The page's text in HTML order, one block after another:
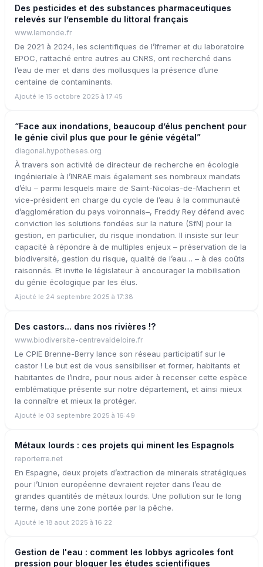
Des pesticides et des substances pharmaceutiques
relevés sur l’ensemble du littoral français
www.lemonde.fr
De 2021 à 2024, les scientifiques de l’Ifremer et du laboratoire
EPOC, rattaché entre autres au CNRS, ont recherché dans
l’eau de mer et dans des mollusques la présence d’une
centaine de contaminants.
Ajouté le 15 octobre 2025 à 17:45
“Face aux inondations, beaucoup d’élus penchent pour
le génie civil plus que pour le génie végétal”
diagonal.hypotheses.org
À travers son activité de directeur de recherche en écologie
ingénieriale à l’INRAE mais également ses nombreux mandats
d’élu – parmi lesquels maire de Saint-Nicolas-de-Macherin et
vice-président en charge du cycle de l’eau à la communauté
d’agglomération du pays voironnais–, Freddy Rey défend avec
conviction les solutions fondées sur la nature (SfN) pour la
gestion, en particulier, du risque inondation. Il insiste sur leur
capacité à répondre à de multiples enjeux – préservation de la
biodiversité, gestion du risque, qualité de l’eau… – à des coûts
raisonnés. Et invite le législateur à encourager la mobilisation
du génie écologique par les élus.
Ajouté le 24 septembre 2025 à 17:38
Des castors... dans nos rivières !?
www.biodiversite-centrevaldeloire.fr
Le CPIE Brenne-Berry lance son réseau participatif sur le
castor ! Le but est de vous sensibiliser et former, habitants et
habitantes de l’Indre, pour nous aider à recenser cette espèce
emblématique présente sur notre département, et ainsi mieux
la connaître et mieux la protéger.
Ajouté le 03 septembre 2025 à 16:49
Métaux lourds : ces projets qui minent les Espagnols
reporterre.net
En Espagne, deux projets d’extraction de minerais stratégiques
pour l’Union européenne devraient rejeter dans l’eau de
grandes quantités de métaux lourds. Une pollution sur le long
terme, dans une zone portée par la pêche.
Ajouté le 18 aout 2025 à 16:22
Gestion de l'eau : comment les lobbys agricoles font
pression pour bloquer les études scientifiques